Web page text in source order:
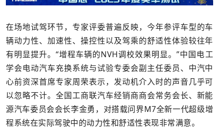
在场地试驾环节，专家评委普遍反映，今年参评车型的车
辆动力性、加速性、操控性以及驾乘的舒适性体验较往年
有明显提升。“增程车辆的NVH调校效果明显。”中国电工
学会电动汽车充换系统与试验专委会副主任委员、中汽中
心前资深首席专家周荣表示，发动机介入时的声音几乎可
以忽略不计。全国工商联汽车经销商商会常务会长、新能
源汽车委员会会长李金勇，对搭载问界M7全新一代超级增
程系统在实际驾驶中的动力性和舒适性表现非常满意。